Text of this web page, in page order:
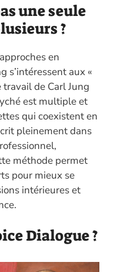
une seule
?
en
s’intéressent aux «
travail de Carl Jung
est multiple et
qui coexistent en
pleinement dans
méthode permet
pour mieux se
intérieures et
Dialogue ?